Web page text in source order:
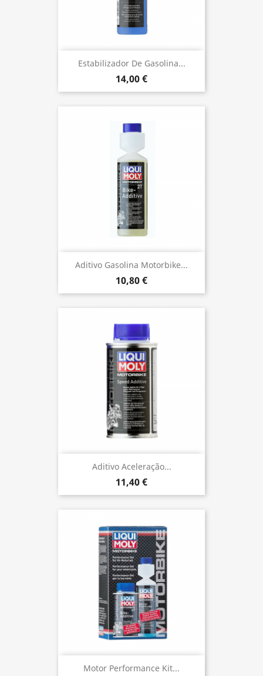
Estabilizador De Gasolina...
14,00 €
Aditivo Gasolina Motorbike...
10,80 €
Aditivo Aceleração...
11,40 €
Motor Performance Kit...